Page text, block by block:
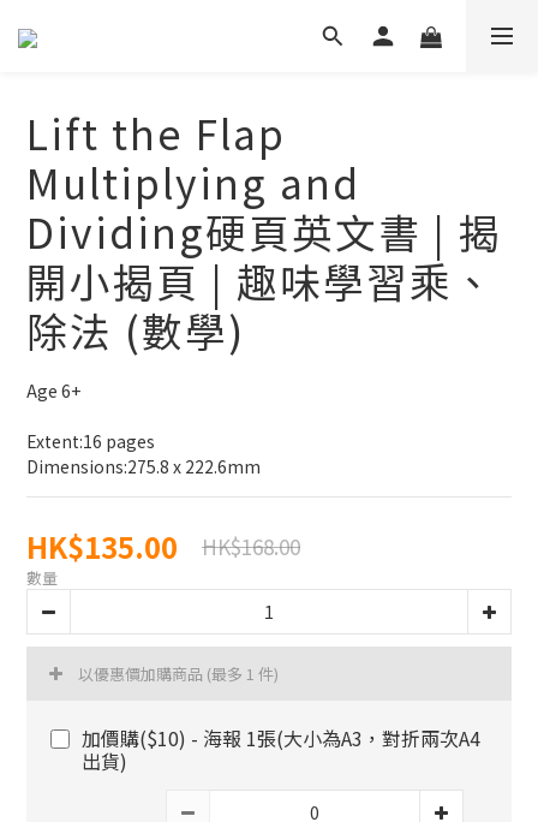
Lift the Flap
Multiplying and
Dividing硬頁英文書 | 揭
開小揭頁 | 趣味學習乘、
除法 (數學)
Age 6+
Extent:16 pages
Dimensions:275.8 x 222.6mm
HK$135.00 HK$168.00
數量
以優惠價加購商品 (最多 1 件)
加價購($10) - 海報 1張(大小為A3，對折兩次A4
出貨)